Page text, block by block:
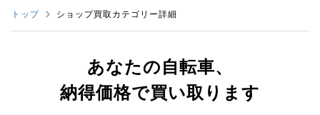
トップ ショップ買取カテゴリー詳細
あなたの自転車、
納得価格で買い取ります